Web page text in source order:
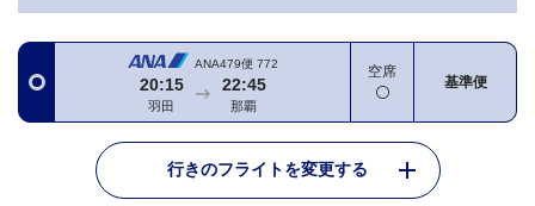
ANA479便 772
20:15
羽田
22:45
那覇
空席
基準便
行きのフライトを変更する